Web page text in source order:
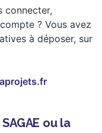
connecter,
? Vous avez
à déposer, sur
ou la